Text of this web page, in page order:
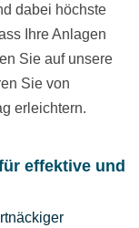
dabei höchste
Ihre Anlagen
Sie auf unsere
Sie von
erleichtern.
effektive und